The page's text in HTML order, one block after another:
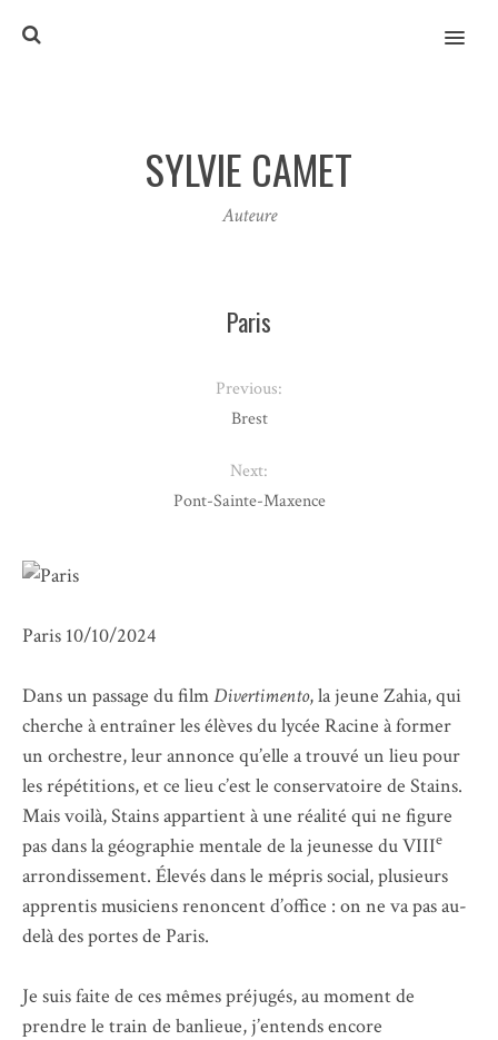
MENU
SYLVIE CAMET
Auteure
Paris 10/10/2024
Dans un passage du filmDivertimento, la jeune Zahia, qui
cherche à entraîner les élèves du lycée Racine à former
un orchestre, leur annonce qu’elle a trouvé un lieu pour
les répétitions, et ce lieu c’est le conservatoire de Stains.
Mais voilà, Stains appartient à une réalité qui ne figure
pas dans la géographie mentale de la jeunesse du VIIIe
arrondissement. Élevés dans le mépris social, plusieurs
apprentis musiciens renoncent d’office : on ne va pas au-
delà des portes de Paris.
Je suis faite de ces mêmes préjugés, au moment de
prendre le train de banlieue, j’entends encore
Paris
Previous:
Brest
Next:
Pont-Sainte-Maxence